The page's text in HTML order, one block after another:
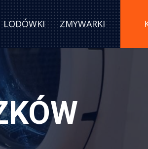
LODÓWKI ZMYWARKI